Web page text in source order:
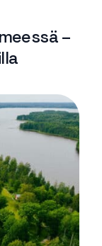
–